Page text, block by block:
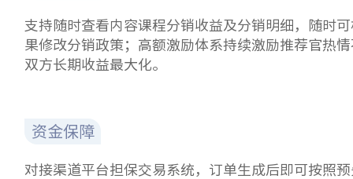
支持随时查看内容课程分销收益及分销明细，随时
果修改分销政策；高额激励体系持续激励推荐官热
双方长期收益最大化。
资金保障
对接渠道平台担保交易系统，订单生成后即可按照